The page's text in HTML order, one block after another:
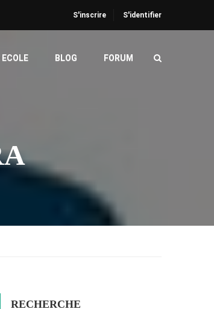
S'inscrire S'identifier
ECOLE BLOG FORUM
RECHERCHE